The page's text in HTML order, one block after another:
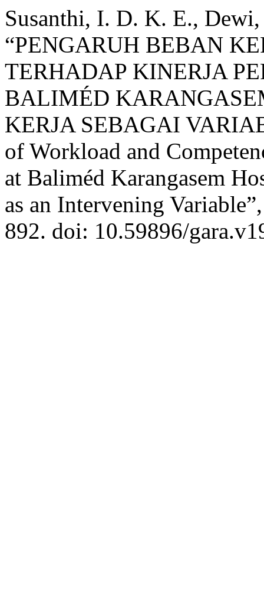
Susanthi, I. D. K. E.,
“PENGARUH BEBAN
TERHADAP KINERJA
BALIMÉD
KERJA SEBAGAI
of Workload and
at Baliméd Karangasem
as an Intervening
892. doi: 10.59896/